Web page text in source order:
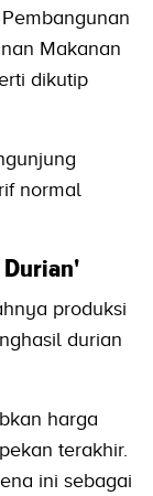
Makanan
dikutip
normal
Durian'
produksi
durian
harga
terakhir.
ini sebagai